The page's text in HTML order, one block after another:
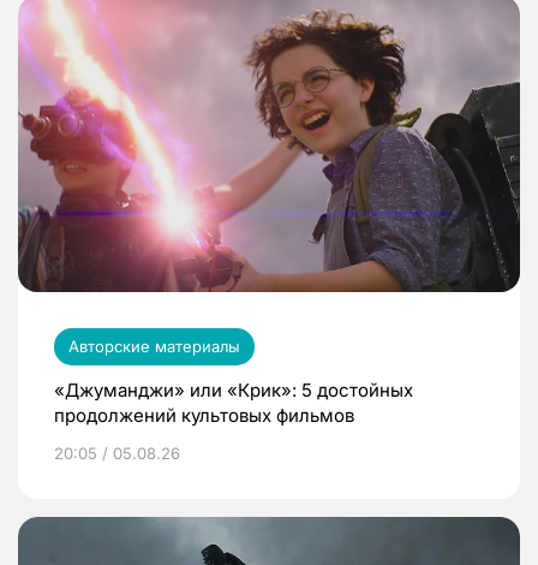
Авторские материалы
«Джуманджи» или «Крик»: 5 достойных
продолжений культовых фильмов
20:05 / 05.08.26